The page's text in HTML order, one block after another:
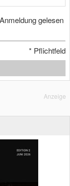
gelesen
* Pflichtfeld
Anzeige